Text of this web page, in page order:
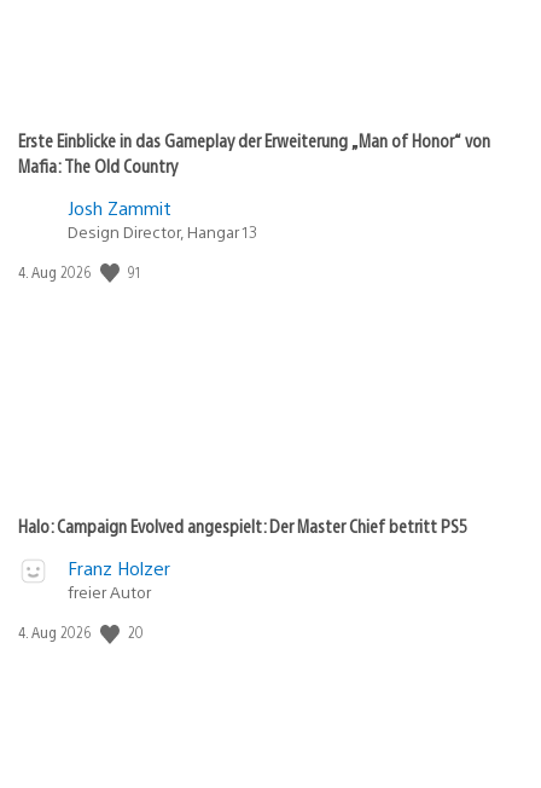
Erste Einblicke in das Gameplay der Erweiterung „Man of Honor“ von
Mafia: The Old Country
Josh Zammit
Design Director, Hangar 13
Veröffentlichungsdatum:
4. Aug 2026 91
Halo: Campaign Evolved angespielt: Der Master Chief betritt PS5
Franz Holzer
freier Autor
Veröffentlichungsdatum:
4. Aug 2026 20